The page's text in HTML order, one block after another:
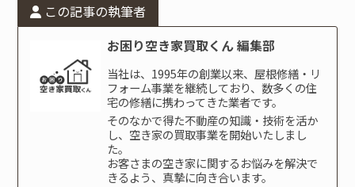
この記事の執筆者
お困り空き家買取くん 編集部
当社は、1995年の創業以来、屋根修繕・リ
フォーム事業を継続しており、数多くの住
宅の修繕に携わってきた業者です。
そのなかで得た不動産の知識・技術を活か
し、空き家の買取事業を開始いたしまし
た。
お客さまの空き家に関するお悩みを解決で
きるよう、真摯に向き合います。